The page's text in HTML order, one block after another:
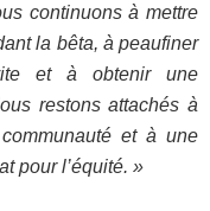
continuons à mettre
la bêta, à peaufiner
et à obtenir une
restons attachés à
et à une
pour l’équité. »